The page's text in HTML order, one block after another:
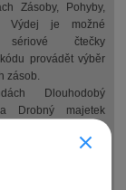
Zásoby, Pohyby,
Výdej je možné
sériové čtečky
provádět výběr
zásob.
Dlouhodobý
Drobný majetek
záznamy, jejichž